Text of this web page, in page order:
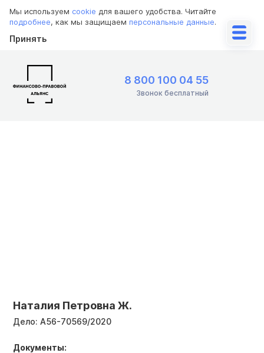
Мы используем cookie для вашего удобства. Читайте
подробнее, как мы защищаем персональные данные.
Принять
8 800 100 04 55
Звонок бесплатный
Наталия Петровна Ж.
Дело: А56-70569/2020
Документы: